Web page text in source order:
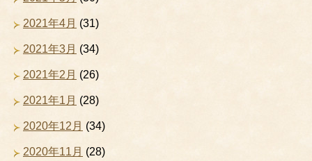
2021年4月 (31)
2021年3月 (34)
2021年2月 (26)
2021年1月 (28)
2020年12月 (34)
2020年11月 (28)